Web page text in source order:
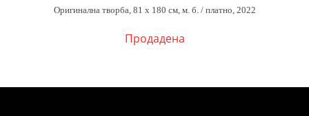
Оригинална творба, 81 х 180 см, м. б. / платно, 2022
Продадена